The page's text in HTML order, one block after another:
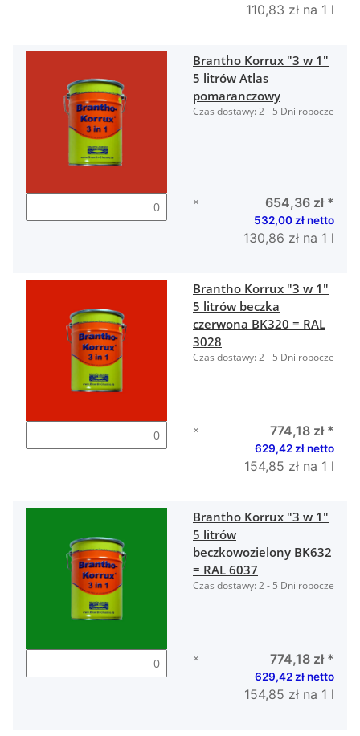
110,83 zł na 1 l
Brantho Korrux "3 w 1"
5 litrów Atlas
pomaranczowy
Czas dostawy:2 - 5 Dni robocze
× 654,36 zł *
532,00 zł netto
130,86 zł na 1 l
Brantho Korrux "3 w 1"
5 litrów beczka
czerwona BK320 = RAL
3028
Czas dostawy:2 - 5 Dni robocze
× 774,18 zł *
629,42 zł netto
154,85 zł na 1 l
Brantho Korrux "3 w 1"
5 litrów
beczkowozielony BK632
= RAL 6037
Czas dostawy:2 - 5 Dni robocze
× 774,18 zł *
629,42 zł netto
154,85 zł na 1 l